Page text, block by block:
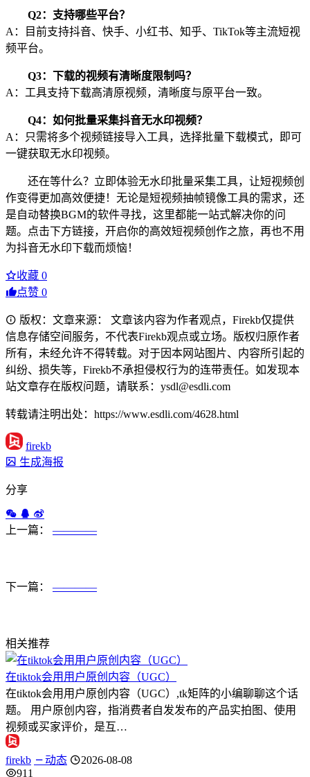
Q2：支持哪些平台？
A：目前支持抖音、快手、小红书、知乎、TikTok等主流短视
频平台。
Q3：下载的视频有清晰度限制吗？
A：工具支持下载高清原视频，清晰度与原平台一致。
Q4：如何批量采集抖音无水印视频？
A：只需将多个视频链接导入工具，选择批量下载模式，即可
一键获取无水印视频。
还在等什么？立即体验无水印批量采集工具，让短视频创
作变得更加高效便捷！无论是短视频抽帧镜像工具的需求，还
是自动替换BGM的软件寻找，这里都能一站式解决你的问
题。点击下方链接，开启你的高效短视频创作之旅，再也不用
为抖音无水印下载而烦恼！
收藏 0
点赞 0
版权：文章来源： 文章该内容为作者观点，Firekb仅提供
信息存储空间服务，不代表Firekb观点或立场。版权归原作者
所有，未经允许不得转载。对于因本网站图片、内容所引起的
纠纷、损失等，Firekb不承担侵权行为的连带责任。如发现本
站文章存在版权问题，请联系：ysdl@esdli.com
转载请注明出处：https://www.esdli.com/4628.html
firekb
生成海报
分享
上一篇： ————
下一篇： ————
相关推荐
在tiktok会用用户原创内容（UGC）
在tiktok会用用户原创内容（UGC）,tk矩阵的小编聊聊这个话
题。 用户原创内容，指消费者自发发布的产品实拍图、使用
视频或买家评价，是互…
firekb 动态
2026-08-08
911